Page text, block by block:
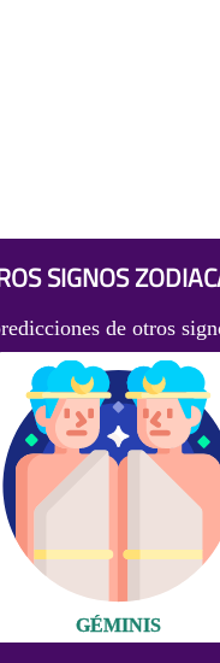
SIGNOS
de otros
GÉMINIS